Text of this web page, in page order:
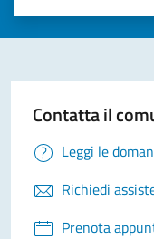
Valuta
Valuta 3
Valuta 2 stelle
Valuta 1 stelle su 5
Contatta il
Leggi le
Richiedi
Prenota